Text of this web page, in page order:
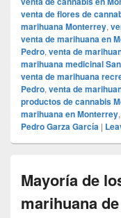
venta de flores de
marihuana Monterrey,
venta de marihuana en
Pedro, venta de
marihuana medicinal
venta de marihuana
Pedro, venta de
productos de cannabis
marihuana en Monterrey,
Pedro Garza García |
Mayoría de
marihuana